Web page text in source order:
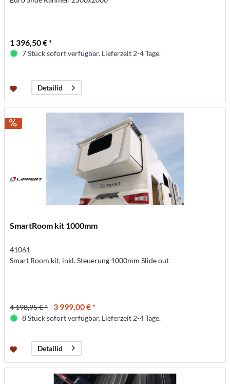
1 396,50 € *
7 Stück sofort verfügbar. Lieferzeit 2-4 Tage.
Detailid
SmartRoom kit 1000mm
41061
Smart Room kit, inkl. Steuerung 1000mm Slide out
4 198,95 € * 3 999,00 € *
8 Stück sofort verfügbar. Lieferzeit 2-4 Tage.
Detailid